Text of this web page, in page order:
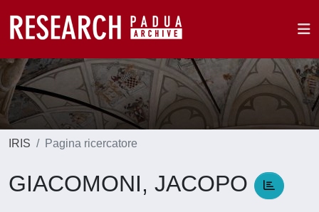
IRIS Pagina ricercatore
GIACOMONI, JACOPO